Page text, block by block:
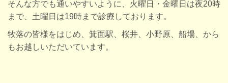
そんな方でも通いやすいように、火曜日・金曜日は夜20時
まで、土曜日は19時まで診療しております。
牧落の皆様をはじめ、箕面駅、桜井、小野原、船場、から
もお越しいただいています。